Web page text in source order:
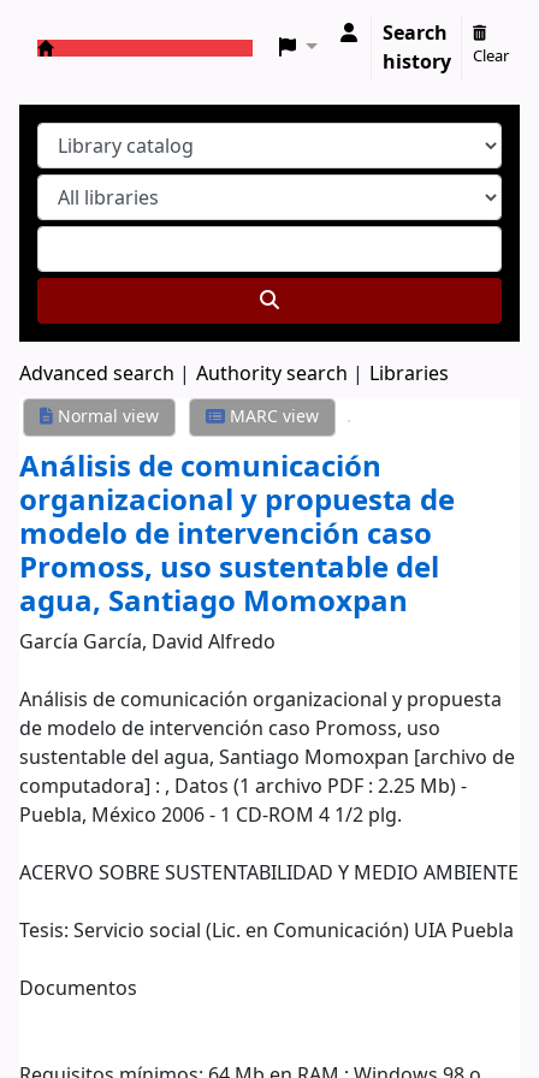
Search
history
Clear
Advanced search Authority search Libraries
Normal view MARC view
Análisis de comunicación
organizacional y propuesta de
modelo de intervención caso
Promoss, uso sustentable del
agua, Santiago Momoxpan
García García, David Alfredo
Análisis de comunicación organizacional y propuesta
de modelo de intervención caso Promoss, uso
sustentable del agua, Santiago Momoxpan [archivo de
computadora] : , Datos (1 archivo PDF : 2.25 Mb) -
Puebla, México 2006 - 1 CD-ROM 4 1/2 plg.
ACERVO SOBRE SUSTENTABILIDAD Y MEDIO AMBIENTE
Tesis: Servicio social (Lic. en Comunicación) UIA Puebla
Documentos